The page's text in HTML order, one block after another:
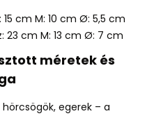
15 cm M: 10 cm Ø: 5,5 cm
23 cm M: 13 cm Ø: 7 cm
méretek és
egerek – a